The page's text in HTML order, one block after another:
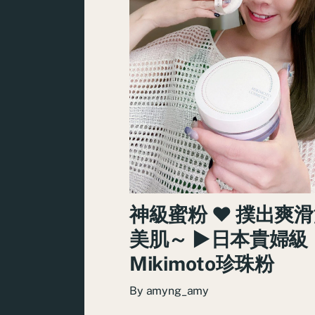
神級蜜粉 ♥ 撲出爽
美肌～ ►日本貴婦級
Mikimoto珍珠粉
By amyng_amy